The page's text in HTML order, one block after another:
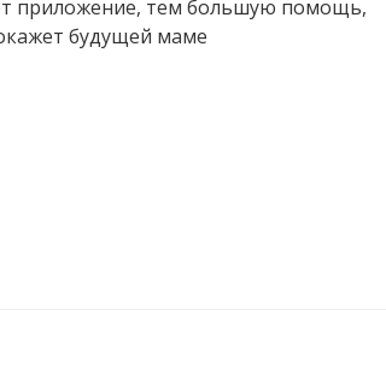
приложение, тем большую помощь,
будущей маме